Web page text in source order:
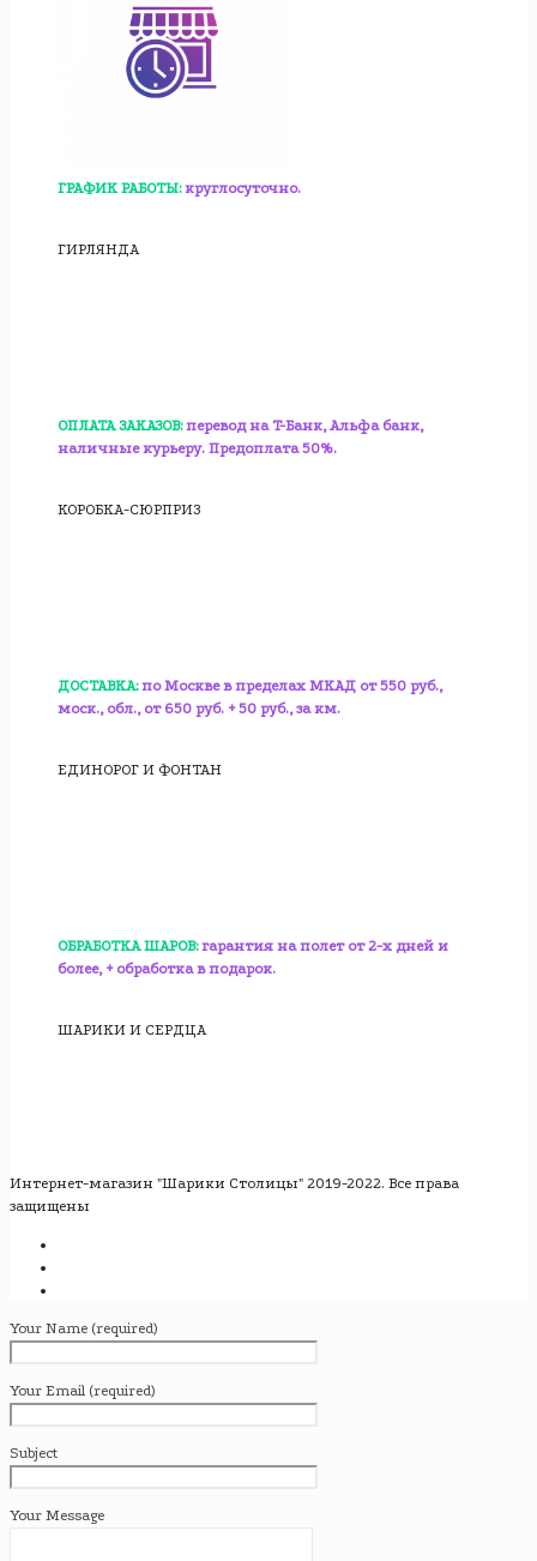
ГРАФИК РАБОТЫ: круглосуточно.
ГИРЛЯНДА
ОПЛАТА ЗАКАЗОВ: перевод на T-Банк, Альфа банк,
наличные курьеру. Предоплата 50%.
КОРОБКА-СЮРПРИЗ
ДОСТАВКА: по Москве в пределах МКАД от 550 руб.,
моск., обл., от 650 руб. + 50 руб., за км.
ЕДИНОРОГ И ФОНТАН
ОБРАБОТКА ШАРОВ: гарантия на полет от 2-х дней и
более, + обработка в подарок.
ШАРИКИ И СЕРДЦА
Интернет-магазин "Шарики Столицы" 2019-2022. Все права
защищены
Your Name (required)
Your Email (required)
Subject
Your Message